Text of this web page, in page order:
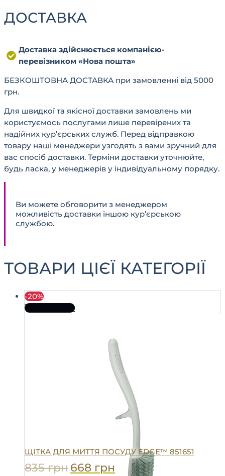
ДОСТАВКА
Доставка здійснюється компанією-
перевізником «Нова пошта»
БЕЗКОШТОВНА ДОСТАВКА при замовленні від 5000
грн.
Для швидкої та якісної доставки замовлень ми
користуємось послугами лише перевірених та
надійних кур’єрських служб. Перед відправкою
товару наші менеджери узгодять з вами зручний для
вас спосіб доставки. Терміни доставки уточнюйте,
будь ласка, у менеджерів у індивідуальному порядку.
Ви можете обговорити з менеджером
можливість доставки іншою кур’єрською
службою.
ТОВАРИ ЦІЄЇ КАТЕГОРІЇ
-20%
Про товар
ЩІТКА ДЛЯ МИТТЯ ПОСУДУ EDGE™ 851651
835грн668 грн